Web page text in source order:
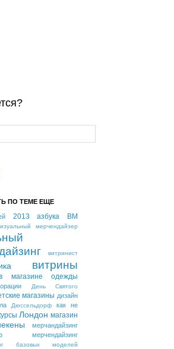
ПО ТЕМЕ ЕЩЕ
2013 азбука ВМ
мерчендайзер
витринист
витрины
магазине одежды
День Святого
магазины дизайн
Дюссельдорф
как не
Лондон магазин
мерчандайзинг
мерчендайзинг
базовых моделей